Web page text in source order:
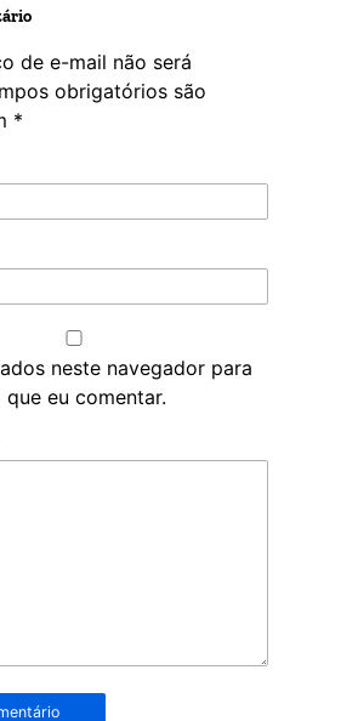
de e-mail não será
obrigatórios são
*
neste navegador para
eu comentar.